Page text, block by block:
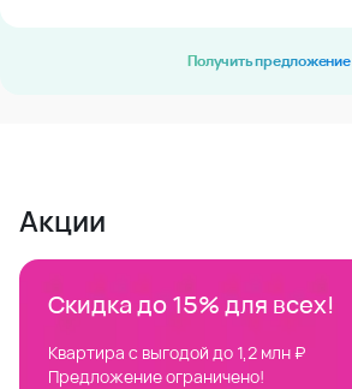
Получить предложение
Акции
Скидка до 15% для всех!
Квартира с выгодой до 1,2 млн ₽
Предложение ограничено!